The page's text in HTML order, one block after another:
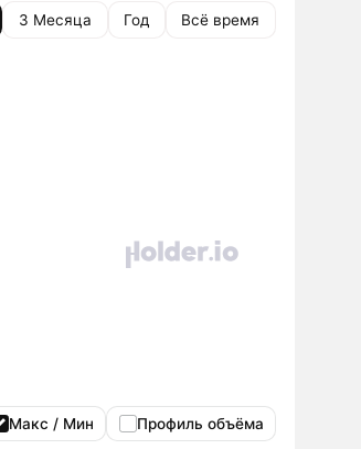
3 Месяца Год Всё время
Макс / Мин Профиль объёма